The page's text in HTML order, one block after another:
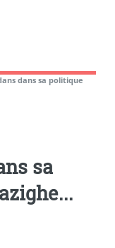
dans sa politique
sa